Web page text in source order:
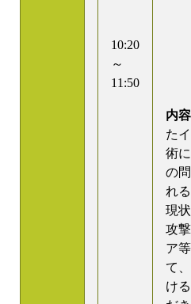
10:20
～
11:50
内
た
術
の
れ
現
攻
ア
て
け